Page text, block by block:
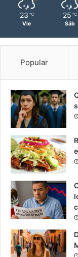
23 ℃
Vie
25 ℃
Sáb
Popular